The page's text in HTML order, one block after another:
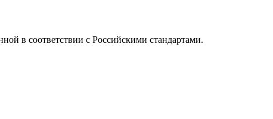
в соответствии с Российскими стандартами.